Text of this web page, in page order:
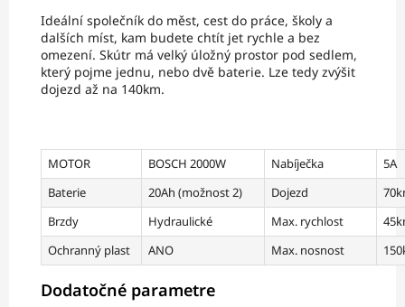
Ideální společník do měst, cest do práce, školy a
dalších míst, kam budete chtít jet rychle a bez
omezení. Skútr má velký úložný prostor pod sedlem,
který pojme jednu, nebo dvě baterie. Lze tedy zvýšit
dojezd až na 140km.
MOTOR BOSCH 2000W Nabíječka
5A
Baterie
20Ah (možnost 2) Dojezd
Brzdy
Hydraulické Max. rychlost
Ochranný plast
ANO Max. nosnost
Dodatočné parametre